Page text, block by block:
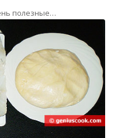
полезные…